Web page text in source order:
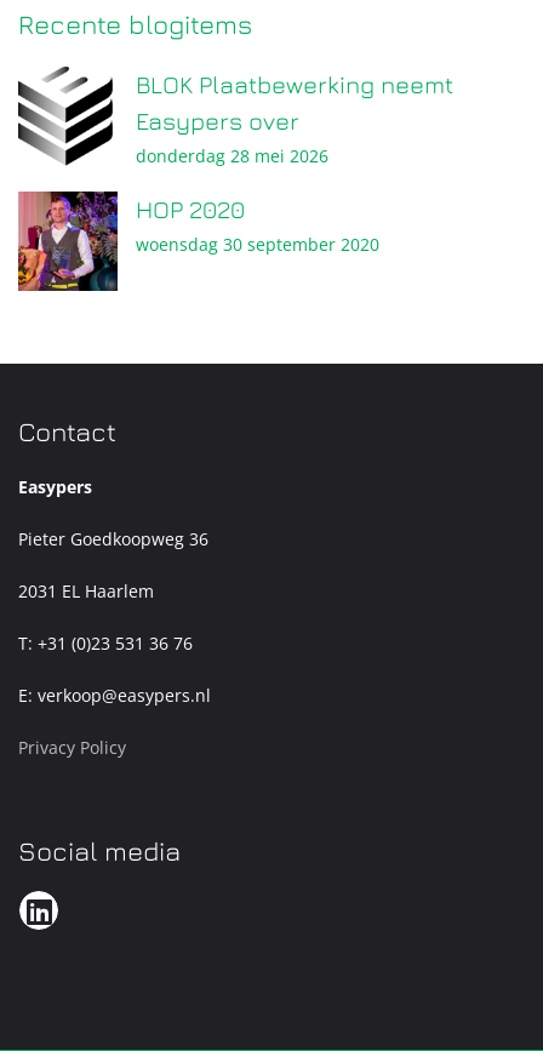
Recente blogitems
BLOK Plaatbewerking neemt
Easypers over
donderdag 28 mei 2026
HOP 2020
woensdag 30 september 2020
Contact
Easypers
Pieter Goedkoopweg 36
2031 EL Haarlem
T: +31 (0)23 531 36 76
E: verkoop@easypers.nl
Privacy Policy
Social media